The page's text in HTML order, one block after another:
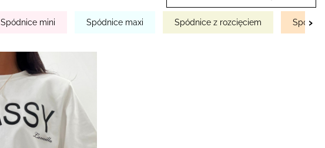
Spódnice mini Spódnice maxi Spódnice z rozcięciem ›